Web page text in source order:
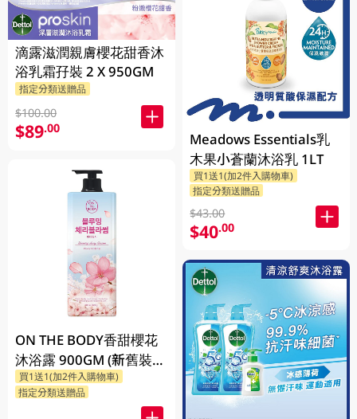
滴露滋潤親膚櫻花甜香沐
浴乳霜孖裝 2 X 950GM
指定分類送贈品
$100.00
$89.00
ON THE BODY香甜櫻花
沐浴露 900GM (新舊裝隨
機發貨)
買1送1(加2件入購物車)
指定分類送贈品
Meadows Essentials乳
木果小蒼蘭沐浴乳 1LT
買1送1(加2件入購物車)
指定分類送贈品
$43.00
$40.00